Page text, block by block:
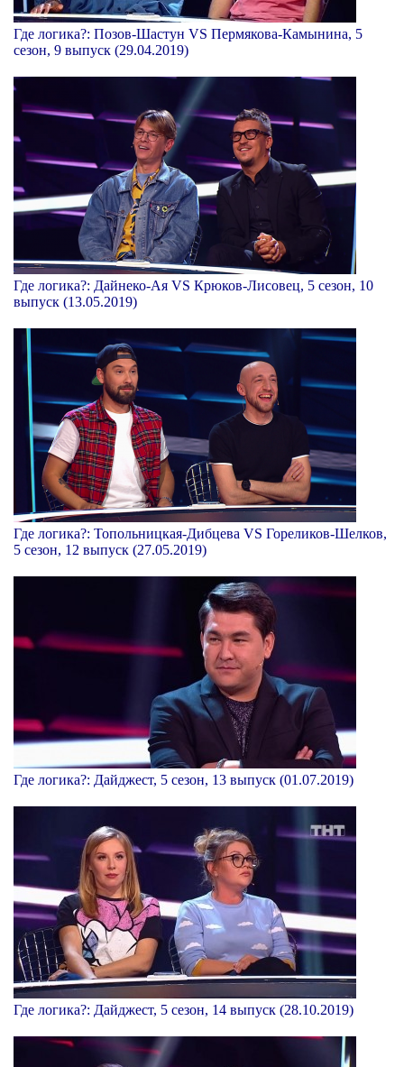
Где логика?: Позов-Шастун VS Пермякова-Камынина, 5
сезон, 9 выпуск (29.04.2019)
Где логика?: Дайнеко-Ая VS Крюков-Лисовец, 5 сезон, 10
выпуск (13.05.2019)
Где логика?: Топольницкая-Дибцева VS Гореликов-Шелков,
5 сезон, 12 выпуск (27.05.2019)
Где логика?: Дайджест, 5 сезон, 13 выпуск (01.07.2019)
Где логика?: Дайджест, 5 сезон, 14 выпуск (28.10.2019)